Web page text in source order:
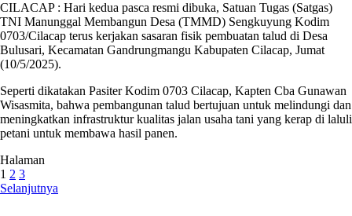
CILACAP : Hari kedua pasca resmi dibuka, Satuan Tugas (Satgas)
TNI Manunggal Membangun Desa (TMMD) Sengkuyung Kodim
0703/Cilacap terus kerjakan sasaran fisik pembuatan talud di Desa
Bulusari, Kecamatan Gandrungmangu Kabupaten Cilacap, Jumat
(10/5/2025).
Seperti dikatakan Pasiter Kodim 0703 Cilacap, Kapten Cba Gunawan
Wisasmita, bahwa pembangunan talud bertujuan untuk melindungi dan
meningkatkan infrastruktur kualitas jalan usaha tani yang kerap di laluli
petani untuk membawa hasil panen.
Halaman
1 2 3
Selanjutnya